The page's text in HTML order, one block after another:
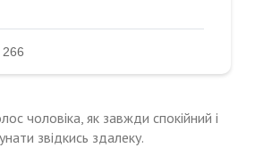
чоловіка, як завжди спокійний і
звідкись здалеку.